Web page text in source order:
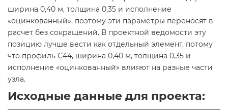
ширина 0,40 м, толщина 0,35 и исполнение
«оцинкованный», поэтому эти параметры переносят в
расчет без сокращений. В проектной ведомости эту
позицию лучше вести как отдельный элемент, потому
что профиль С44, ширина 0,40 м, толщина 0,35 и
исполнение «оцинкованный» влияют на разные части
узла.
Исходные данные для проекта: